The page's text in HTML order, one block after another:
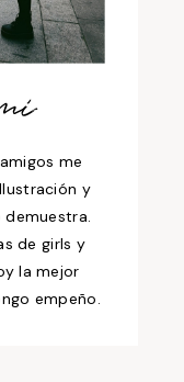
me
y
de girls y
la mejor
empeño.